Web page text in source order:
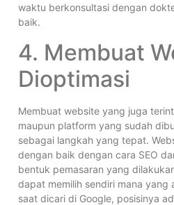
waktu berkonsultasi dengan
baik.
4. Membuat
Dioptimasi
Membuat website yang juga
maupun platform yang sudah
sebagai langkah yang tepat.
dengan baik dengan cara SEO
bentuk pemasaran yang
dapat memilih sendiri mana yang
saat dicari di Google, posisinya